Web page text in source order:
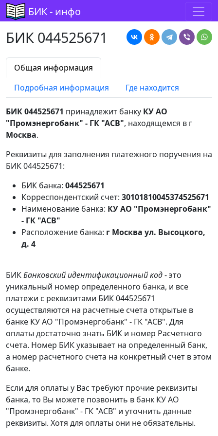
БИК - инфо
БИК 044525671
Общая информация
Подробная информация
Где находится
БИК 044525671 принадлежит банку КУ АО
"Промэнергобанк" - ГК "АСВ", находящемся в г
Москва.
Реквизиты для заполнения платежного поручения на
БИК 044525671:
БИК банка: 044525671
Корреспондентский счет: 30101810045374525671
Наименование банка: КУ АО "Промэнергобанк"
- ГК "АСВ"
Расположение банка: г Москва ул. Высоцкого,
д. 4
БИКБанковский идентификационный код- это
уникальный номер определенного банка, и все
платежи с реквизитами БИК 044525671
осуществляются на расчетные счета открытые в
банке КУ АО "Промэнергобанк" - ГК "АСВ". Для
оплаты достаточно знать БИК и номер Расчетного
счета. Номер БИК указывает на определенный банк,
а номер расчетного счета на конкретный счет в этом
банке.
Если для оплаты у Вас требуют прочие реквизиты
банка, то Вы можете позвонить в банк КУ АО
"Промэнергобанк" - ГК "АСВ" и уточнить данные
реквизиты. Хотя для оплаты они не обязательны.